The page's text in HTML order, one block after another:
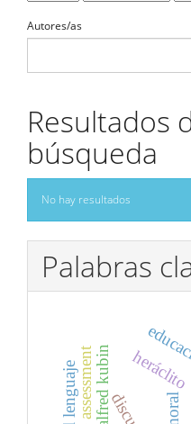
Autores/as
Resultados
búsqueda
No hay resultados
Palabras
heráclito
moral
alfred kubin